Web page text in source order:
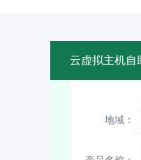
云虚拟主机自
地域：